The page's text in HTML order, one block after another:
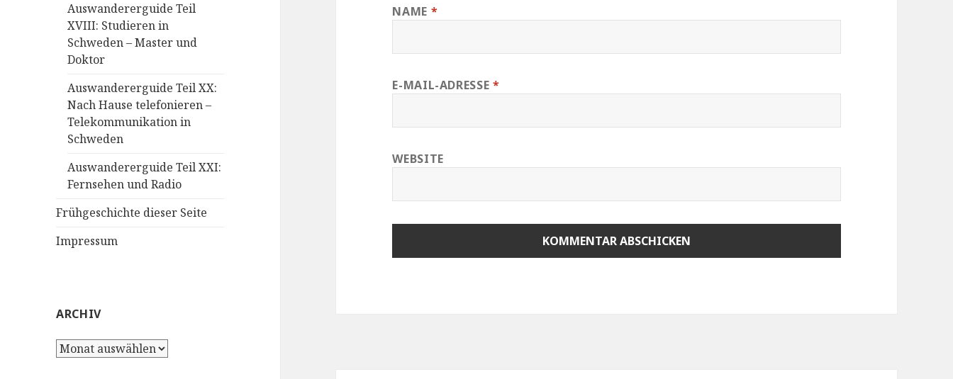
Auswandererguide Teil
XVIII: Studieren in
Schweden – Master und
Doktor
Auswandererguide Teil XX:
Nach Hause telefonieren –
Telekommunikation in
Schweden
Auswandererguide Teil XXI:
Fernsehen und Radio
Frühgeschichte dieser Seite
Impressum
ARCHIV
Archiv
NAME *
E-MAIL-ADRESSE *
WEBSITE